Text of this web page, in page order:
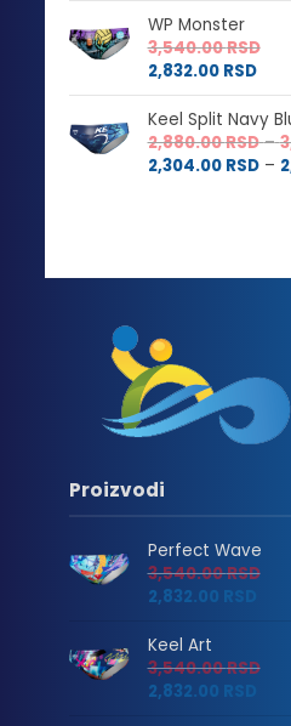
WP Monster
3,540.00RSD
2,832.00 RSD
Keel Split Navy
2,880.00RSD –
2,304.00 RSD –
Proizvodi
Perfect Wave
3,540.00RSD
2,832.00 RSD
Keel Art
3,540.00RSD
2,832.00 RSD